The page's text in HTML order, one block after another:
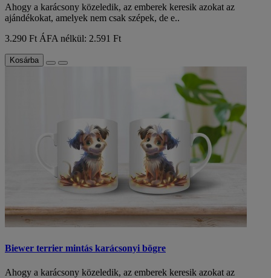
Ahogy a karácsony közeledik, az emberek keresik azokat az
ajándékokat, amelyek nem csak szépek, de e..
3.290 Ft ÁFA nélkül: 2.591 Ft
Kosárba
Biewer terrier mintás karácsonyi bögre
Ahogy a karácsony közeledik, az emberek keresik azokat az